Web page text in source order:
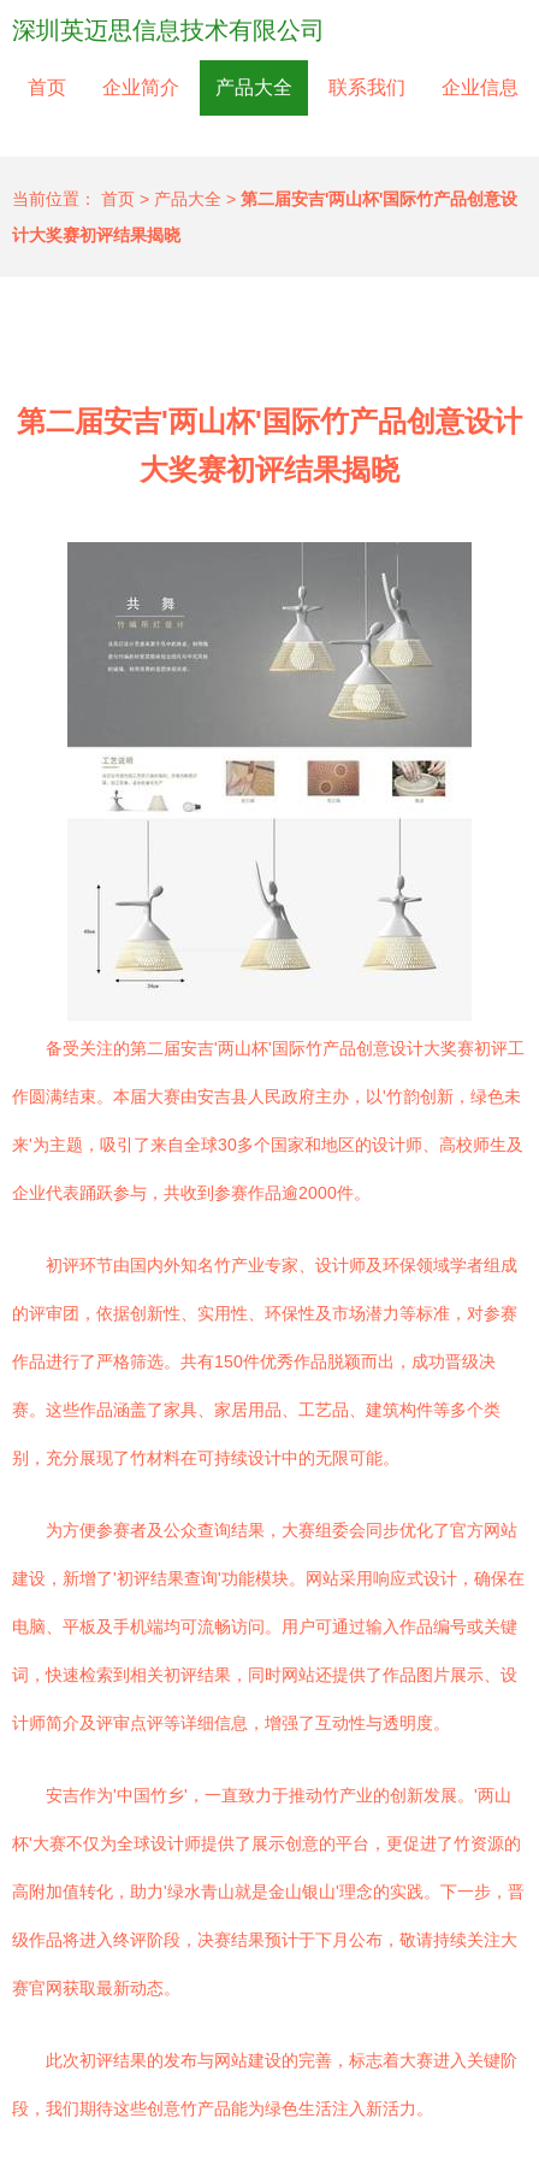
深圳英迈思信息技术有限公司
首页 企业简介 产品大全 联系我们 企业信息
当前位置： 首页 > 产品大全 > 第二届安吉'两山杯'国际竹产品创意设
计大奖赛初评结果揭晓
第二届安吉'两山杯'国际竹产品创意设计
大奖赛初评结果揭晓
备受关注的第二届安吉'两山杯'国际竹产品创意设计大奖赛初评工
作圆满结束。本届大赛由安吉县人民政府主办，以'竹韵创新，绿色未
来'为主题，吸引了来自全球30多个国家和地区的设计师、高校师生及
企业代表踊跃参与，共收到参赛作品逾2000件。
初评环节由国内外知名竹产业专家、设计师及环保领域学者组成
的评审团，依据创新性、实用性、环保性及市场潜力等标准，对参赛
作品进行了严格筛选。共有150件优秀作品脱颖而出，成功晋级决
赛。这些作品涵盖了家具、家居用品、工艺品、建筑构件等多个类
别，充分展现了竹材料在可持续设计中的无限可能。
为方便参赛者及公众查询结果，大赛组委会同步优化了官方网站
建设，新增了'初评结果查询'功能模块。网站采用响应式设计，确保在
电脑、平板及手机端均可流畅访问。用户可通过输入作品编号或关键
词，快速检索到相关初评结果，同时网站还提供了作品图片展示、设
计师简介及评审点评等详细信息，增强了互动性与透明度。
安吉作为'中国竹乡'，一直致力于推动竹产业的创新发展。'两山
杯'大赛不仅为全球设计师提供了展示创意的平台，更促进了竹资源的
高附加值转化，助力'绿水青山就是金山银山'理念的实践。下一步，晋
级作品将进入终评阶段，决赛结果预计于下月公布，敬请持续关注大
赛官网获取最新动态。
此次初评结果的发布与网站建设的完善，标志着大赛进入关键阶
段，我们期待这些创意竹产品能为绿色生活注入新活力。